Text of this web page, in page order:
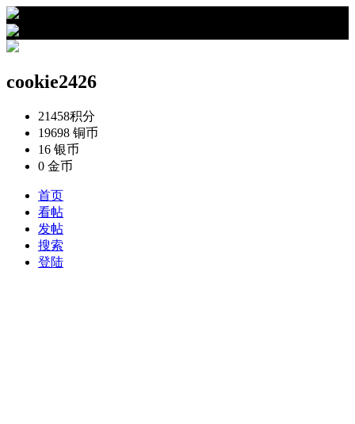
cookie2426
21458积分
19698 铜币
16 银币
0 金币
首页
看帖
发帖
搜索
登陆